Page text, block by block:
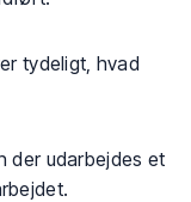
tydeligt, hvad
der udarbejdes et